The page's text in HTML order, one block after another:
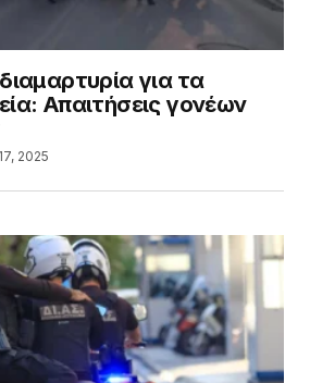
για τα
Απαιτήσεις γονέων
2025